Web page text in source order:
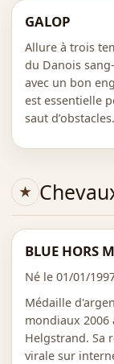
GALOP
Allure à trois
du Danois
avec un bon
est essentielle
saut d’obstacles.
BLUE HORS
Né le 01/01/
Médaille
mondiaux 2006
Helgstrand. Sa
virale sur